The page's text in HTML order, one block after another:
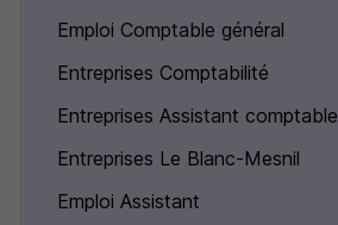
Emploi Comptable général
Entreprises Comptabilité
Entreprises Assistant comptable
Entreprises Le Blanc-Mesnil
Emploi Assistant